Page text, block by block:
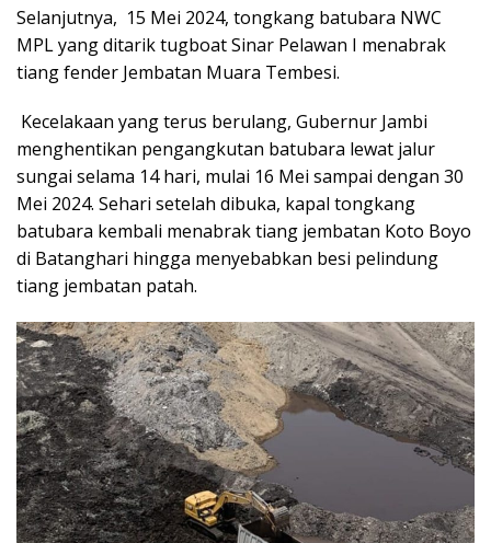
Selanjutnya, 15 Mei 2024, tongkang batubara NWC
MPL yang ditarik tugboat Sinar Pelawan I menabrak
tiang fender Jembatan Muara Tembesi.
Kecelakaan yang terus berulang, Gubernur Jambi
menghentikan pengangkutan batubara lewat jalur
sungai selama 14 hari, mulai 16 Mei sampai dengan 30
Mei 2024. Sehari setelah dibuka, kapal tongkang
batubara kembali menabrak tiang jembatan Koto Boyo
di Batanghari hingga menyebabkan besi pelindung
tiang jembatan patah.